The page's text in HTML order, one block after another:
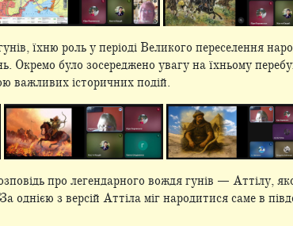
їхню роль у періоді Великого переселення
Окремо було зосереджено увагу на їхньому
важливих історичних подій.
про легендарного вождя гунів — Аттілу,
однією з версій Аттіла міг народитися саме в